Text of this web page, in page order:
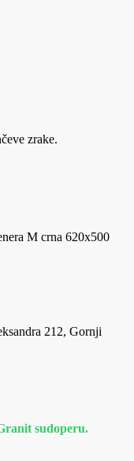
zrake.
M crna 620x500
212, Gornji
sudoperu.